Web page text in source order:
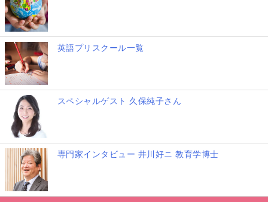
英語プリスクール一覧
スペシャルゲスト 久保純子さん
専門家インタビュー 井川好ニ 教育学博士